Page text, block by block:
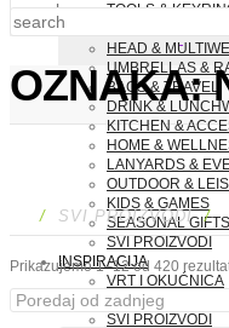
TOOLS &
CLOTHING &
HEAD &
UMBRELLAS &
BAGS & TRAVEL
DRINK &
KITCHEN &
HOME &
LANYARDS &
OUTDOOR &
KIDS & GAMES
SEASONAL GIFTS
SVI PROIZVODI
INSPIRACIJA
VRT I OKUĆNICA
NOVO
SVI PROIZVODI
OZNAKA:
/ SVI PROIZVODI/
Prikazujemo 1–12 od 420